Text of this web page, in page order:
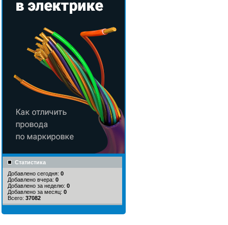
Статистика
Добавлено сегодня: 0
Добавлено вчера: 0
Добавлено за неделю: 0
Добавлено за месяц: 0
Всего: 37082